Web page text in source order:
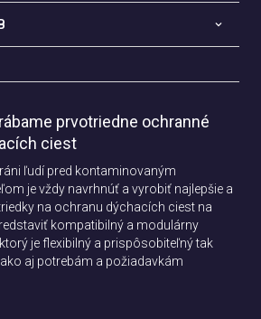
prvotriedne ochranné
ciest
ľudí pred kontaminovaným
je vždy navrhnúť a vyrobiť najlepšie a
na ochranu dýchacích ciest na
kompatibilný a modulárny
je flexibilný a prispôsobiteľný tak
aj potrebám a požiadavkám